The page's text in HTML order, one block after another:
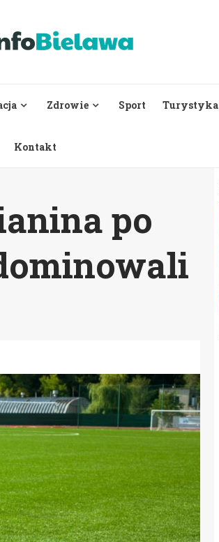
Zdrowie Sport Turystyka
Kontakt
po